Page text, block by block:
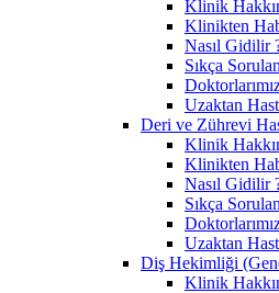
Klinik
Klinikten
Nasıl Gidilir
Sıkça
Uzaktan
Deri ve Zührevi
Klinik
Klinikten
Nasıl Gidilir
Sıkça
Uzaktan
Diş Hekimliği
Klinik